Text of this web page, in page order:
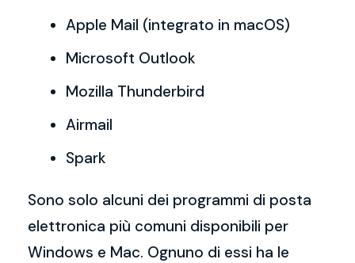
Apple Mail (integrato in macOS)
Microsoft Outlook
Mozilla Thunderbird
Airmail
Spark
Sono solo alcuni dei programmi di posta
elettronica più comuni disponibili per
Windows e Mac. Ognuno di essi ha le